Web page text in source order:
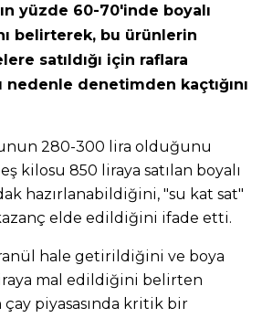
yüzde 60-70'inde boyalı
belirterek, bu ürünlerin
satıldığı için raflara
denetimden kaçtığını
280-300 lira olduğunu
kilosu 850 liraya satılan boyalı
hazırlanabildiğini, "su kat sat"
elde edildiğini ifade etti.
hale getirildiğini ve boya
liraya mal edildiğini belirten
çay piyasasında kritik bir